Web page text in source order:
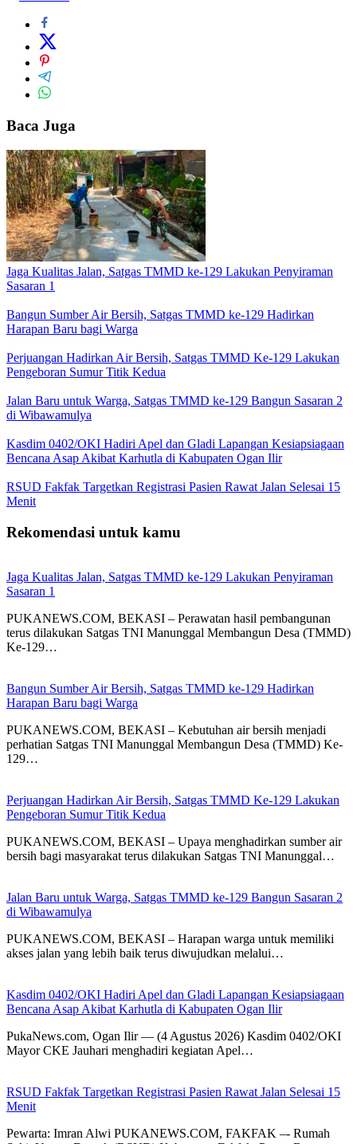
Baca Juga
Jaga Kualitas Jalan, Satgas TMMD ke-129 Lakukan Penyiraman
Sasaran 1
Bangun Sumber Air Bersih, Satgas TMMD ke-129 Hadirkan
Harapan Baru bagi Warga
Perjuangan Hadirkan Air Bersih, Satgas TMMD Ke-129 Lakukan
Pengeboran Sumur Titik Kedua
Jalan Baru untuk Warga, Satgas TMMD ke-129 Bangun Sasaran 2
di Wibawamulya
Kasdim 0402/OKI Hadiri Apel dan Gladi Lapangan Kesiapsiagaan
Bencana Asap Akibat Karhutla di Kabupaten Ogan Ilir
RSUD Fakfak Targetkan Registrasi Pasien Rawat Jalan Selesai 15
Menit
Rekomendasi untuk kamu
Jaga Kualitas Jalan, Satgas TMMD ke-129 Lakukan Penyiraman
Sasaran 1
PUKANEWS.COM, BEKASI – Perawatan hasil pembangunan
terus dilakukan Satgas TNI Manunggal Membangun Desa (TMMD)
Ke-129…
Bangun Sumber Air Bersih, Satgas TMMD ke-129 Hadirkan
Harapan Baru bagi Warga
PUKANEWS.COM, BEKASI – Kebutuhan air bersih menjadi
perhatian Satgas TNI Manunggal Membangun Desa (TMMD) Ke-
129…
Perjuangan Hadirkan Air Bersih, Satgas TMMD Ke-129 Lakukan
Pengeboran Sumur Titik Kedua
PUKANEWS.COM, BEKASI – Upaya menghadirkan sumber air
bersih bagi masyarakat terus dilakukan Satgas TNI Manunggal…
Jalan Baru untuk Warga, Satgas TMMD ke-129 Bangun Sasaran 2
di Wibawamulya
PUKANEWS.COM, BEKASI – Harapan warga untuk memiliki
akses jalan yang lebih baik terus diwujudkan melalui…
Kasdim 0402/OKI Hadiri Apel dan Gladi Lapangan Kesiapsiagaan
Bencana Asap Akibat Karhutla di Kabupaten Ogan Ilir
PukaNews.com, Ogan Ilir — (4 Agustus 2026) Kasdim 0402/OKI
Mayor CKE Jauhari menghadiri kegiatan Apel…
RSUD Fakfak Targetkan Registrasi Pasien Rawat Jalan Selesai 15
Menit
Pewarta: Imran Alwi PUKANEWS.COM, FAKFAK –- Rumah